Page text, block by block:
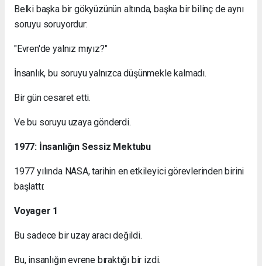
Belki başka bir gökyüzünün altında, başka bir bilinç de aynı
soruyu soruyordur:
"Evren'de yalnız mıyız?"
İnsanlık, bu soruyu yalnızca düşünmekle kalmadı.
Bir gün cesaret etti.
Ve bu soruyu uzaya gönderdi.
1977: İnsanlığın Sessiz Mektubu
1977 yılında NASA, tarihin en etkileyici görevlerinden birini
başlattı:
Voyager 1
Bu sadece bir uzay aracı değildi.
Bu, insanlığın evrene bıraktığı bir izdi.